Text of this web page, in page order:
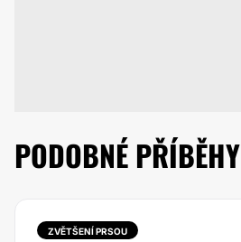
PODOBNÉ PŘÍBĚHY
ZVĚTŠENÍ PRSOU